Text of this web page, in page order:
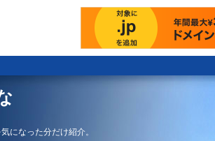
になった分だけ紹介。